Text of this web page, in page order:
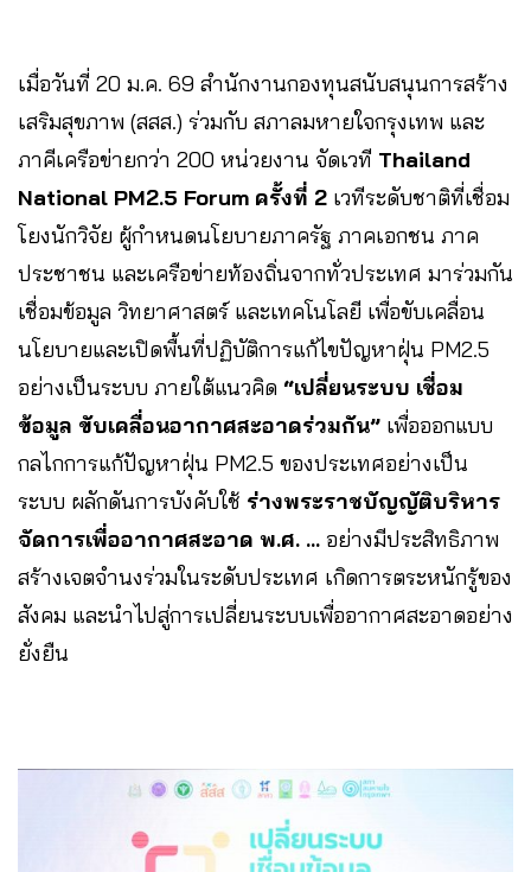
เมื่อวันที่ 20 ม.ค. 69 สำนักงานกองทุนสนับสนุนการสร้าง
เสริมสุขภาพ (สสส.) ร่วมกับ สภาลมหายใจกรุงเทพ และ
ภาคีเครือข่ายกว่า 200 หน่วยงาน จัดเวที Thailand
National PM2.5 Forum ครั้งที่ 2 เวทีระดับชาติที่เชื่อม
โยงนักวิจัย ผู้กำหนดนโยบายภาครัฐ ภาคเอกชน ภาค
ประชาชน และเครือข่ายท้องถิ่นจากทั่วประเทศ มาร่วมกัน
เชื่อมข้อมูล วิทยาศาสตร์ และเทคโนโลยี เพื่อขับเคลื่อน
นโยบายและเปิดพื้นที่ปฏิบัติการแก้ไขปัญหาฝุ่น PM2.5
อย่างเป็นระบบ ภายใต้แนวคิด “เปลี่ยนระบบ เชื่อม
ข้อมูล ขับเคลื่อนอากาศสะอาดร่วมกัน” เพื่อออกแบบ
กลไกการแก้ปัญหาฝุ่น PM2.5 ของประเทศอย่างเป็น
ระบบ ผลักดันการบังคับใช้ ร่างพระราชบัญญัติบริหาร
จัดการเพื่ออากาศสะอาด พ.ศ. … อย่างมีประสิทธิภาพ
สร้างเจตจำนงร่วมในระดับประเทศ เกิดการตระหนักรู้ของ
สังคม และนำไปสู่การเปลี่ยนระบบเพื่ออากาศสะอาดอย่าง
ยั่งยืน